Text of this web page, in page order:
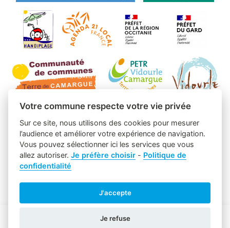
Votre commune respecte votre vie privée
Sur ce site, nous utilisons des cookies pour mesurer
l’audience et améliorer votre expérience de navigation.
Vous pouvez sélectionner ici les services que vous
allez autoriser.Je préfère choisir - Politique de
confidentialité
J'accepte
Je refuse